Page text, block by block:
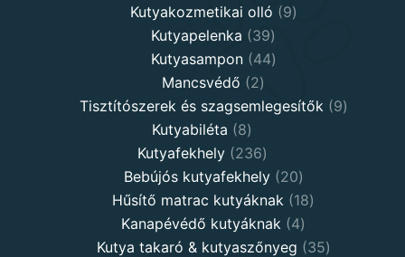
Kutyakozmetikai olló 99
Kutyapelenka 3939
products
Kutyasampon 4444
Mancsvédő 22
products
Tisztítószerek és szagsemlegesítők 99
Kutyabiléta 88
products
Kutyafekhely 236236
products
Bebújós kutyafekhely 2020
products
Hűsítő matrac kutyáknak 1818
Kanapévédő kutyáknak 44
products
Kutya takaró & kutyaszőnyeg 3535